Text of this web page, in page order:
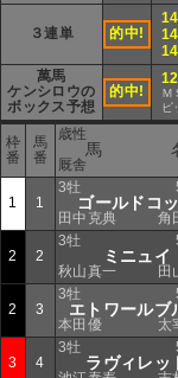
３連単 的中!
14
14
14
萬馬
ケンシロウの
ボックス予想
的中!
12
Ｍ
ピ
枠
番
馬
番
歳性
馬
厩舎
1 1
3牡
ゴールドコ
田中克典 角
2 2
3牡
ミニュイ
秋山真一 田
2 3
3牡
エトワールブ
本田優 太
3 4
3牡
ラヴィレッ